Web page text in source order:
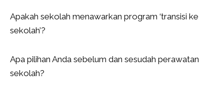
Apakah sekolah menawarkan program ‘transisi ke
sekolah’?
Apa pilihan Anda sebelum dan sesudah perawatan
sekolah?